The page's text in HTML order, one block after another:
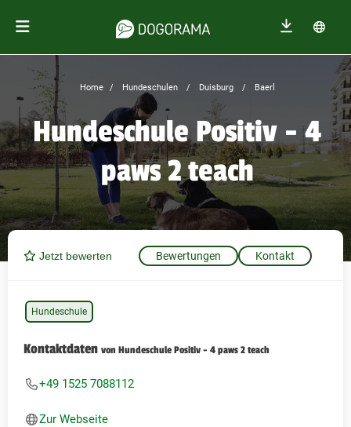
Home Hundeschulen Duisburg Baerl
Hundeschule Positiv - 4
paws 2 teach
Jetzt bewerten Bewertungen Kontakt
Hundeschule
Kontaktdaten von Hundeschule Positiv - 4 paws 2 teach
+49 1525 7088112
Zur Webseite